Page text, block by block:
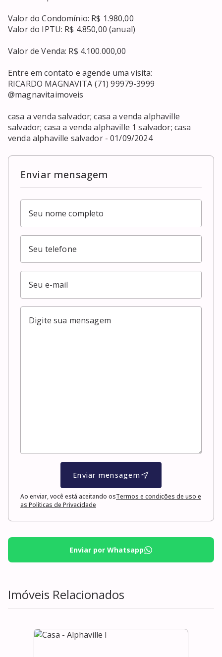
Valor do Condomínio: R$ 1.980,00
Valor do IPTU: R$ 4.850,00 (anual)
Valor de Venda: R$ 4.100.000,00
Entre em contato e agende uma visita:
RICARDO MAGNAVITA (71) 99979-3999
@magnavitaimoveis
casa a venda salvador; casa a venda alphaville
salvador; casa a venda alphaville 1 salvador; casa
venda alphaville salvador - 01/09/2024
Enviar mensagem
Enviar mensagem
Ao enviar, você está aceitando osTermos e condições de uso e
as Políticas de Privacidade
Enviar por Whatsapp
Imóveis Relacionados